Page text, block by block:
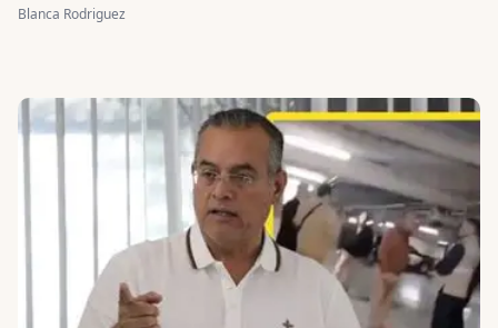
Blanca Rodriguez